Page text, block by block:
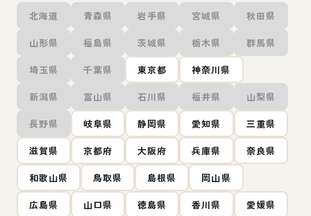
北海道 青森県 岩手県 宮城県 秋田県
山形県 福島県 茨城県 栃木県 群馬県
埼玉県 千葉県 東京都 神奈川県
新潟県 富山県 石川県 福井県 山梨県
長野県 岐阜県 静岡県 愛知県 三重県
滋賀県 京都府 大阪府 兵庫県 奈良県
和歌山県 鳥取県 島根県 岡山県
広島県 山口県 徳島県 香川県 愛媛県